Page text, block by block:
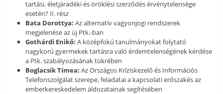
tartási, életjáradéki és öröklési szerződés érvénytelensége
esetén? II. rész
Bata Dorottya:Az alternatív vagyonjogi rendszerek
megjelenése az új Ptk.-ban
Gothárdi Enikő:A középfokú tanulmányokat folytató
nagykorú gyermekek tartásra való érdemtelenségének kérdése
a Ptk. szabályozásának tükrében
Boglacsik Tímea: Az Országos Kríziskezelő és Információs
Telefonszolgálat szerepe, feladatai a kapcsolati erőszakés az
emberkereskedelem áldozatainak segítésében